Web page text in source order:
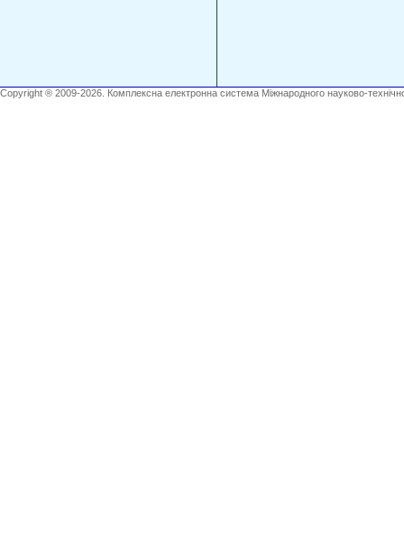
Copyright ® 2009-2026. Комплексна електронна система Міжнародного науково-